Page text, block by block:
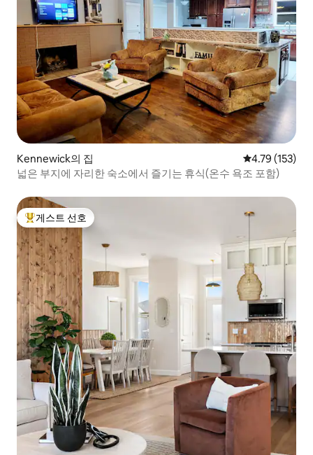
Kennewick의 집 평점 4.79점(5
4.79 (153)
넓은 부지에 자리한 숙소에서 즐기는 휴식(온수 욕조 포함)
상위 게스트 선호
게스트 선호